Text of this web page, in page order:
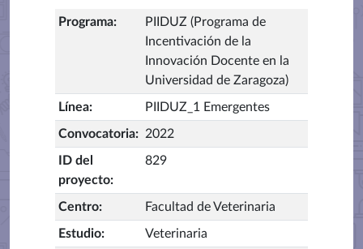
Programa:
PIIDUZ (Programa de
Incentivación de la
Innovación Docente en la
Universidad de Zaragoza)
Línea: PIIDUZ_1 Emergentes
Convocatoria: 2022
ID del
proyecto:
829
Centro: Facultad de Veterinaria
Estudio: Veterinaria